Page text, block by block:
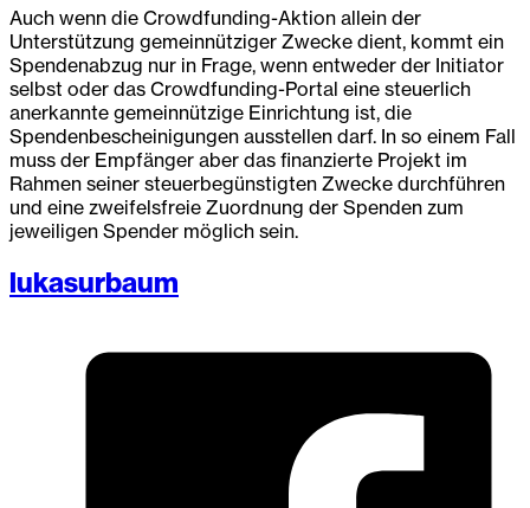
Auch wenn die Crowdfunding-Aktion allein der
Unterstützung gemeinnütziger Zwecke dient, kommt ein
Spendenabzug nur in Frage, wenn entweder der Initiator
selbst oder das Crowdfunding-Portal eine steuerlich
anerkannte gemeinnützige Einrichtung ist, die
Spendenbescheinigungen ausstellen darf. In so einem Fall
muss der Empfänger aber das finanzierte Projekt im
Rahmen seiner steuerbegünstigten Zwecke durchführen
und eine zweifelsfreie Zuordnung der Spenden zum
jeweiligen Spender möglich sein.
lukasurbaum